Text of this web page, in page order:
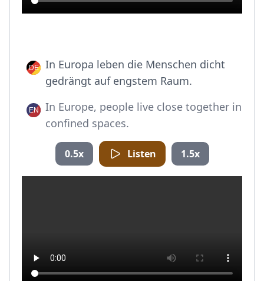
In Europa leben die Menschen dicht
gedrängt auf engstem Raum.
In Europe, people live close together in
confined spaces.
0.5x Listen 1.5x